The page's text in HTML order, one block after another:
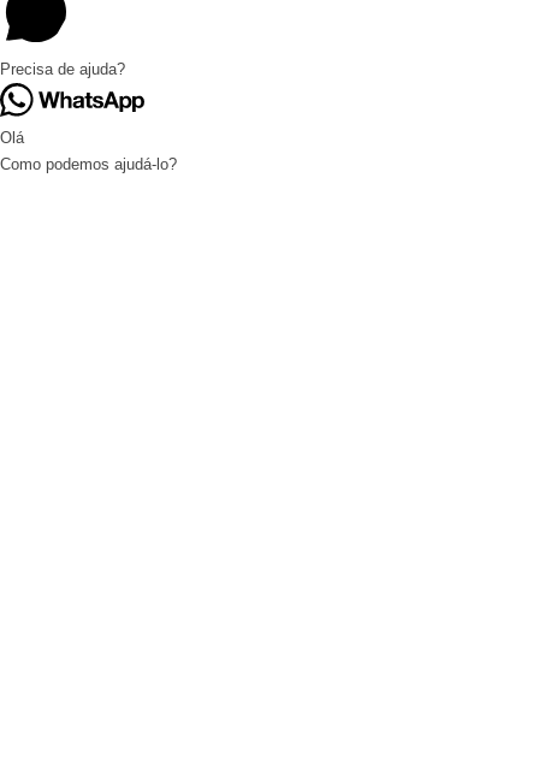
Precisa de ajuda?
Olá
Como podemos ajudá-lo?